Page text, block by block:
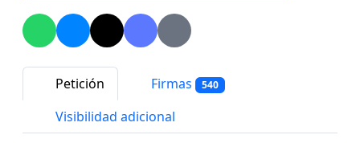
Petición Firmas 540
Visibilidad adicional